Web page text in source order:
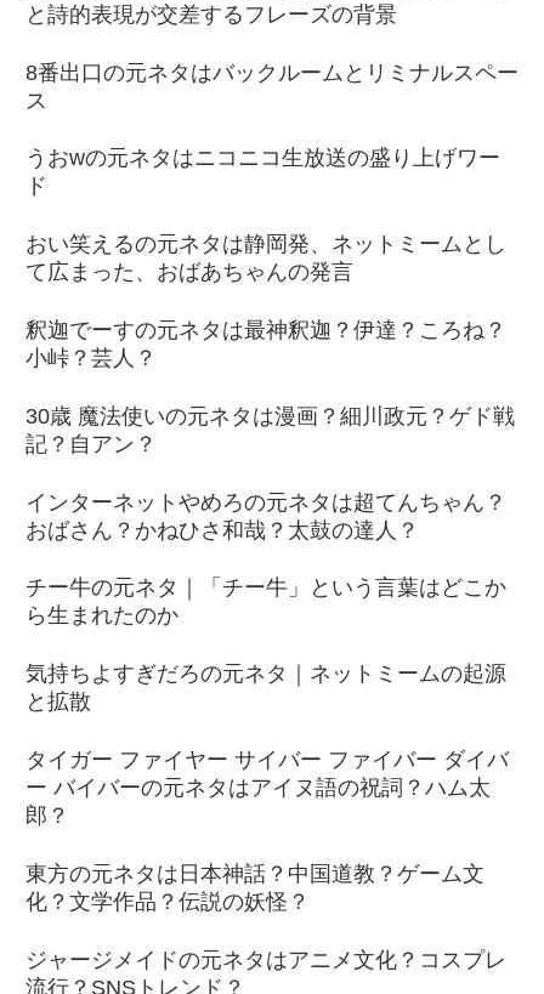
と詩的表現が交差するフレーズの背景
8番出口の元ネタはバックルームとリミナルスペー
ス
うおwの元ネタはニコニコ生放送の盛り上げワー
ド
おい笑えるの元ネタは静岡発、ネットミームとし
て広まった、おばあちゃんの発言
釈迦でーすの元ネタは最神釈迦？伊達？ころね？
小峠？芸人？
30歳 魔法使いの元ネタは漫画？細川政元？ゲド戦
記？自アン？
インターネットやめろの元ネタは超てんちゃん？
おばさん？かねひさ和哉？太鼓の達人？
チー牛の元ネタ｜「チー牛」という言葉はどこか
ら生まれたのか
気持ちよすぎだろの元ネタ｜ネットミームの起源
と拡散
タイガー ファイヤー サイバー ファイバー ダイバ
ー バイバーの元ネタはアイヌ語の祝詞？ハム太
郎？
東方の元ネタは日本神話？中国道教？ゲーム文
化？文学作品？伝説の妖怪？
ジャージメイドの元ネタはアニメ文化？コスプレ
流行？SNSトレンド？